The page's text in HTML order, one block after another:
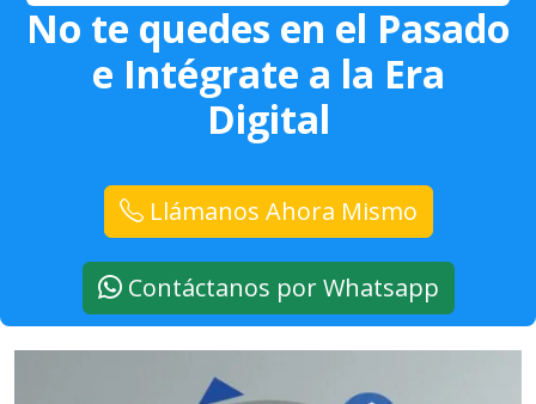
No te quedes en el Pasado
e Intégrate a la Era
Digital
Llámanos Ahora Mismo
Contáctanos por Whatsapp